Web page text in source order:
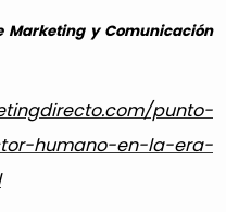
Marketing y Comunicación
punto-
humano-en-la-era-